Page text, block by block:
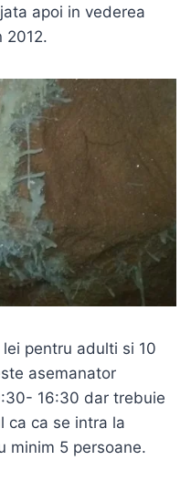
apoi in vederea
2012.
pentru adulti si 10
asemanator
16:30 dar trebuie
ca ca se intra la
minim 5 persoane.